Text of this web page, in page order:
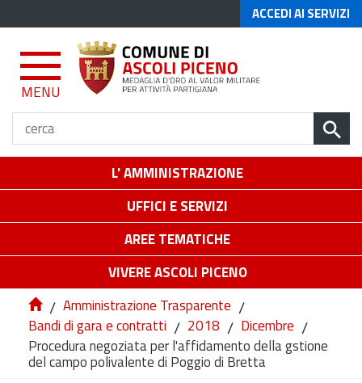
ACCEDI AI SERVIZI
MENU
L' AMMINISTRAZIONE
UFFICI E SERVIZI
AREE TEMATICHE
VIVERE ASCOLI PICENO
/ Amministrazione Trasparente /
Bandi di gara e contratti / 2018 / Dicembre /
Procedura negoziata per l'affidamento della gstione
del campo polivalente di Poggio di Bretta